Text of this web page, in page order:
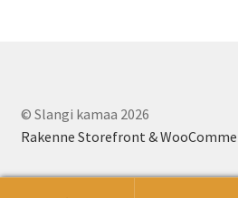
© Slangi kamaa 2026
Rakenne Storefront &